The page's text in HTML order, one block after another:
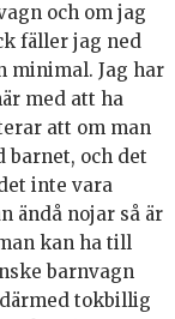
och om jag
fäller jag ned
minimal. Jag har
med att ha
att om man
barnet, och det
inte vara
ändå nojar så är
kan ha till
barnvagn
tokbillig